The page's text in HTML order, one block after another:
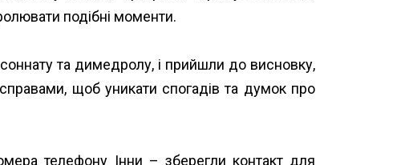
подібні моменти.
та димедролу, і прийшли до висновку,
щоб уникати спогадів та думок про
телефону Інни – зберегли контакт для